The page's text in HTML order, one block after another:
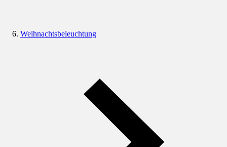
Weihnachtsbeleuchtung